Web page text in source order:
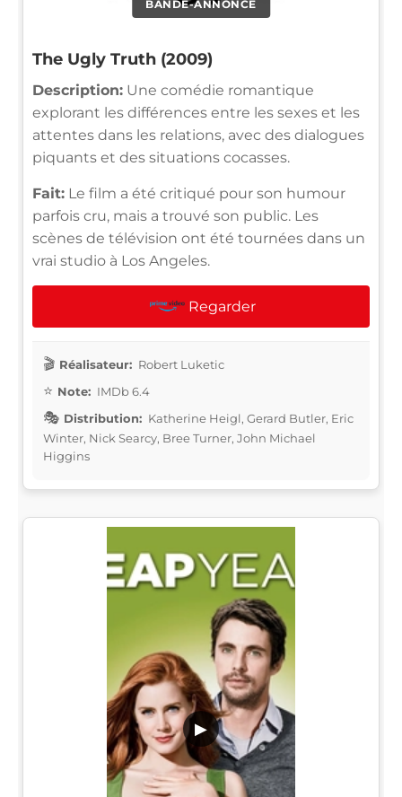
BANDE-ANNONCE
The Ugly Truth (2009)
Description: Une comédie romantique
explorant les différences entre les sexes et les
attentes dans les relations, avec des dialogues
piquants et des situations cocasses.
Fait: Le film a été critiqué pour son humour
parfois cru, mais a trouvé son public. Les
scènes de télévision ont été tournées dans un
vrai studio à Los Angeles.
Regarder
Réalisateur: Robert Luketic
Note: IMDb 6.4
Distribution: Katherine Heigl, Gerard Butler, Eric
Winter, Nick Searcy, Bree Turner, John Michael
Higgins
▶